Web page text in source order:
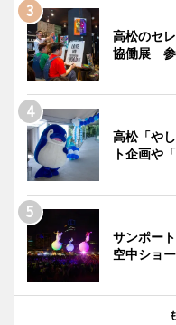
高松のセ
協働展 参
高松「や
ト企画や
サンポー
空中ショ